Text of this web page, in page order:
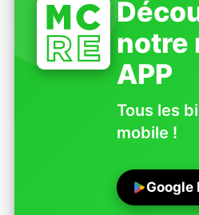
notre
APP
Tous les
mobile !
Google